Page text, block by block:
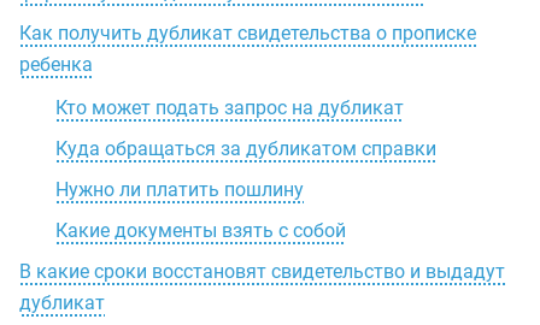
Как получить дубликат свидетельства о прописке
ребенка
Кто может подать запрос на дубликат
Куда обращаться за дубликатом справки
Нужно ли платить пошлину
Какие документы взять с собой
В какие сроки восстановят свидетельство и выдадут
дубликат